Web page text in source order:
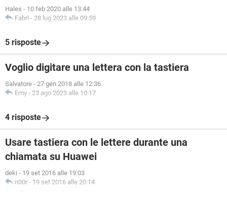
Hales - 10 feb 2020 alle 13:44
Fabri - 28 lug 2023 alle 09:59
5 risposte
Voglio digitare una lettera con la tastiera
Salvatore - 27 gen 2018 alle 12:36
Emy - 23 ago 2023 alle 10:17
4 risposte
Usare tastiera con le lettere durante una
chiamata su Huawei
deki - 19 set 2016 alle 19:03
n00r - 19 set 2016 alle 20:14